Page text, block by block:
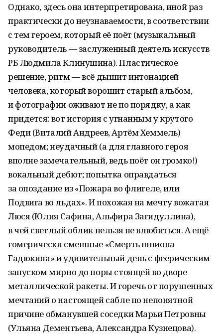
Однако, здесь она интерпретирована, иной раз
практически до неузнаваемости, в соответствии
с тем героем, который её поёт (музыкальный
руководитель — заслуженный деятель искусств
РБ Людмила Клинушина). Пластическое
решение, ритм — всё дышит интонацией
человека, который ворошит старый альбом,
и фотографии оживают не по порядку, а как
придется: вот история с угнанным у крутого
Феди (Виталий Андреев, Артём Хеммель)
мопедом; неудачный (а для главного героя
вполне замечательный, ведь поёт он громко!)
вокальный дебют; попытка оправдаться
за опоздание из «Пожара во флигеле, или
Подвига во льдах». И похожая на мечту вожатая
Люся (Юлия Сафина, Альфира Загидуллина),
в чей светлый облик нельзя не влюбиться. А ещё
гомерически смешные «Смерть шпиона
Гадюкина» и удивительный день с феерическим
запуском мирно до поры стоящей во дворе
металлической ракеты. И горечь от порушенных
мечтаний о настоящей сабле по непонятной
причине обманувшей соседки Марьи Петровны
(Ульяна Дементьева, Александра Кузнецова).